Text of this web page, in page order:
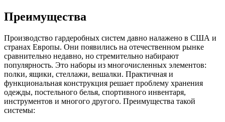
Преимущества
Производство гардеробных систем давно налажено в США и
странах Европы. Они появились на отечественном рынке
сравнительно недавно, но стремительно набирают
популярность. Это наборы из многочисленных элементов:
полки, ящики, стеллажи, вешалки. Практичная и
функциональная конструкция решает проблему хранения
одежды, постельного белья, спортивного инвентаря,
инструментов и многого другого. Преимущества такой
системы: